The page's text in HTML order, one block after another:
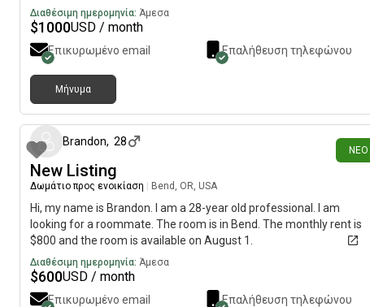
Διαθέσιμη ημερομηνία: Άμεσα
$1000USD / month
Επικυρωμένο email Επαλήθευση τηλεφώνου
Μήνυμα
ΝΈΟ
Brandon, 28
New Listing
Δωμάτιο προς ενοικίαση Bend, OR, USA
Hi, my name is Brandon. I am a 28-year old professional. I am
looking for a roommate. The room is in Bend. The monthly rent is
$800 and the room is available on August 1.
Διαθέσιμη ημερομηνία: Άμεσα
$600USD / month
Επικυρωμένο email Επαλήθευση τηλεφώνου